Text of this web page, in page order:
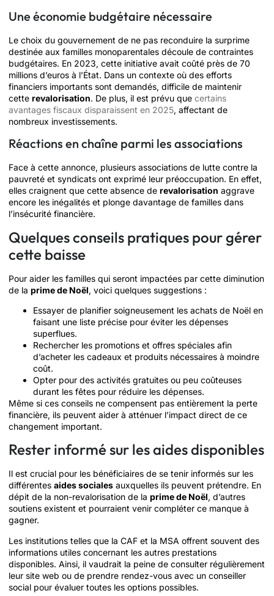
Une économie budgétaire nécessaire
Le choix du gouvernement de ne pas reconduire la surprime
destinée aux familles monoparentales découle de contraintes
budgétaires. En 2023, cette initiative avait coûté près de 70
millions d’euros à l’État. Dans un contexte où des efforts
financiers importants sont demandés, difficile de maintenir
cette revalorisation. De plus, il est prévu que certains
avantages fiscaux disparaissent en 2025, affectant de
nombreux investissements.
Réactions en chaîne parmi les associations
Face à cette annonce, plusieurs associations de lutte contre la
pauvreté et syndicats ont exprimé leur préoccupation. En effet,
elles craignent que cette absence de revalorisation aggrave
encore les inégalités et plonge davantage de familles dans
l’insécurité financière.
Quelques conseils pratiques pour gérer
cette baisse
Pour aider les familles qui seront impactées par cette diminution
de la prime de Noël, voici quelques suggestions :
Essayer de planifier soigneusement les achats de Noël en
faisant une liste précise pour éviter les dépenses
superflues.
Rechercher les promotions et offres spéciales afin
d’acheter les cadeaux et produits nécessaires à moindre
coût.
Opter pour des activités gratuites ou peu coûteuses
durant les fêtes pour réduire les dépenses.
Même si ces conseils ne compensent pas entièrement la perte
financière, ils peuvent aider à atténuer l’impact direct de ce
changement important.
Rester informé sur les aides disponibles
Il est crucial pour les bénéficiaires de se tenir informés sur les
différentes aides sociales auxquelles ils peuvent prétendre. En
dépit de la non-revalorisation de la prime de Noël, d’autres
soutiens existent et pourraient venir compléter ce manque à
gagner.
Les institutions telles que la CAF et la MSA offrent souvent des
informations utiles concernant les autres prestations
disponibles. Ainsi, il vaudrait la peine de consulter régulièrement
leur site web ou de prendre rendez-vous avec un conseiller
social pour évaluer toutes les options possibles.